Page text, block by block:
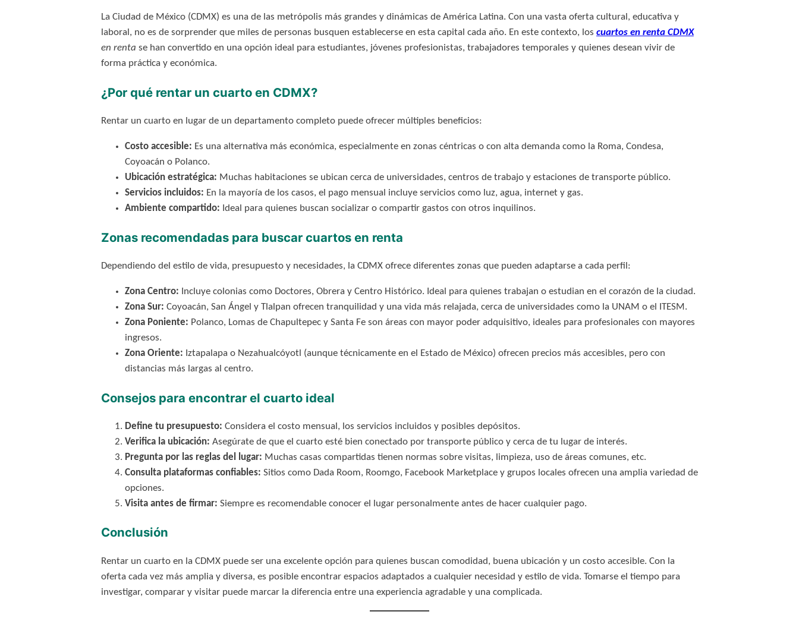
La Ciudad de México (CDMX) es una de las metrópolis más grandes y dinámicas de América Latina. Con una vasta oferta cultural, educativa y
laboral, no es de sorprender que miles de personas busquen establecerse en esta capital cada año. En este contexto, los cuartos en renta CDMX
en renta se han convertido en una opción ideal para estudiantes, jóvenes profesionistas, trabajadores temporales y quienes desean vivir de
forma práctica y económica.
¿Por qué rentar un cuarto en CDMX?
Rentar un cuarto en lugar de un departamento completo puede ofrecer múltiples beneficios:
Costo accesible: Es una alternativa más económica, especialmente en zonas céntricas o con alta demanda como la Roma, Condesa,
Coyoacán o Polanco.
Ubicación estratégica: Muchas habitaciones se ubican cerca de universidades, centros de trabajo y estaciones de transporte público.
Servicios incluidos: En la mayoría de los casos, el pago mensual incluye servicios como luz, agua, internet y gas.
Ambiente compartido: Ideal para quienes buscan socializar o compartir gastos con otros inquilinos.
Zonas recomendadas para buscar cuartos en renta
Dependiendo del estilo de vida, presupuesto y necesidades, la CDMX ofrece diferentes zonas que pueden adaptarse a cada perfil:
Zona Centro: Incluye colonias como Doctores, Obrera y Centro Histórico. Ideal para quienes trabajan o estudian en el corazón de la ciudad.
Zona Sur: Coyoacán, San Ángel y Tlalpan ofrecen tranquilidad y una vida más relajada, cerca de universidades como la UNAM o el ITESM.
Zona Poniente: Polanco, Lomas de Chapultepec y Santa Fe son áreas con mayor poder adquisitivo, ideales para profesionales con mayores
ingresos.
Zona Oriente: Iztapalapa o Nezahualcóyotl (aunque técnicamente en el Estado de México) ofrecen precios más accesibles, pero con
distancias más largas al centro.
Consejos para encontrar el cuarto ideal
Define tu presupuesto: Considera el costo mensual, los servicios incluidos y posibles depósitos.
Verifica la ubicación: Asegúrate de que el cuarto esté bien conectado por transporte público y cerca de tu lugar de interés.
Pregunta por las reglas del lugar: Muchas casas compartidas tienen normas sobre visitas, limpieza, uso de áreas comunes, etc.
Consulta plataformas confiables: Sitios como Dada Room, Roomgo, Facebook Marketplace y grupos locales ofrecen una amplia variedad de
opciones.
Visita antes de firmar: Siempre es recomendable conocer el lugar personalmente antes de hacer cualquier pago.
Conclusión
Rentar un cuarto en la CDMX puede ser una excelente opción para quienes buscan comodidad, buena ubicación y un costo accesible. Con la
oferta cada vez más amplia y diversa, es posible encontrar espacios adaptados a cualquier necesidad y estilo de vida. Tomarse el tiempo para
investigar, comparar y visitar puede marcar la diferencia entre una experiencia agradable y una complicada.